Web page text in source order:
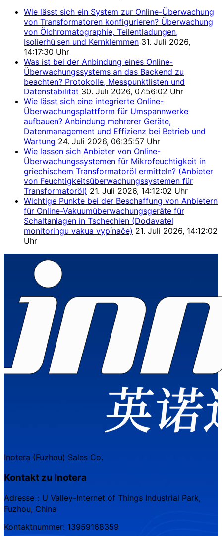
Wie lässt sich ein System zur Online-Überwachung
von Transformatoren konfigurieren? Überwachung
von Ölchromatographie, Teilentladungen,
Isolierhülsen und Kernklemmen 31. Juli 2026,
14:17:30 Uhr
Was ist bei der Anbindung eines Online-
Überwachungssystems an das Backend zu
beachten? Protokolle, Messpunktlisten und
Datenstabilität 30. Juli 2026, 07:56:02 Uhr
Wie lässt sich eine integrierte Online-
Überwachungsplattform für Umspannwerke
aufbauen? Anbindung mehrerer Geräte,
Datenmanagement und Effizienz bei Betrieb und
Wartung 24. Juli 2026, 06:35:57 Uhr
Wie lassen sich Anbieter von Online-
Überwachungssystemen für Mikrofeuchtigkeit in
griechischem Transformatoröl ermitteln? (Anbieter
von Feuchtigkeitsüberwachungssystemen für
Transformatoröl) 21. Juli 2026, 14:12:02 Uhr
Wichtige Punkte bei der Beschaffung von Anbietern
für Online-Vakuumüberwachungsgeräte für
Schaltanlagen in Tschechien (Dodavatel
monitoringu vakua vypínače) 21. Juli 2026, 14:12:02
Uhr
Inotera (Fuzhou) Sales Co.
Kontakt zu Inotera
Adresse：U Valley-Internet of Things Industrial Park,
Fuzhou, China
Kontaktnummer: 13959168359